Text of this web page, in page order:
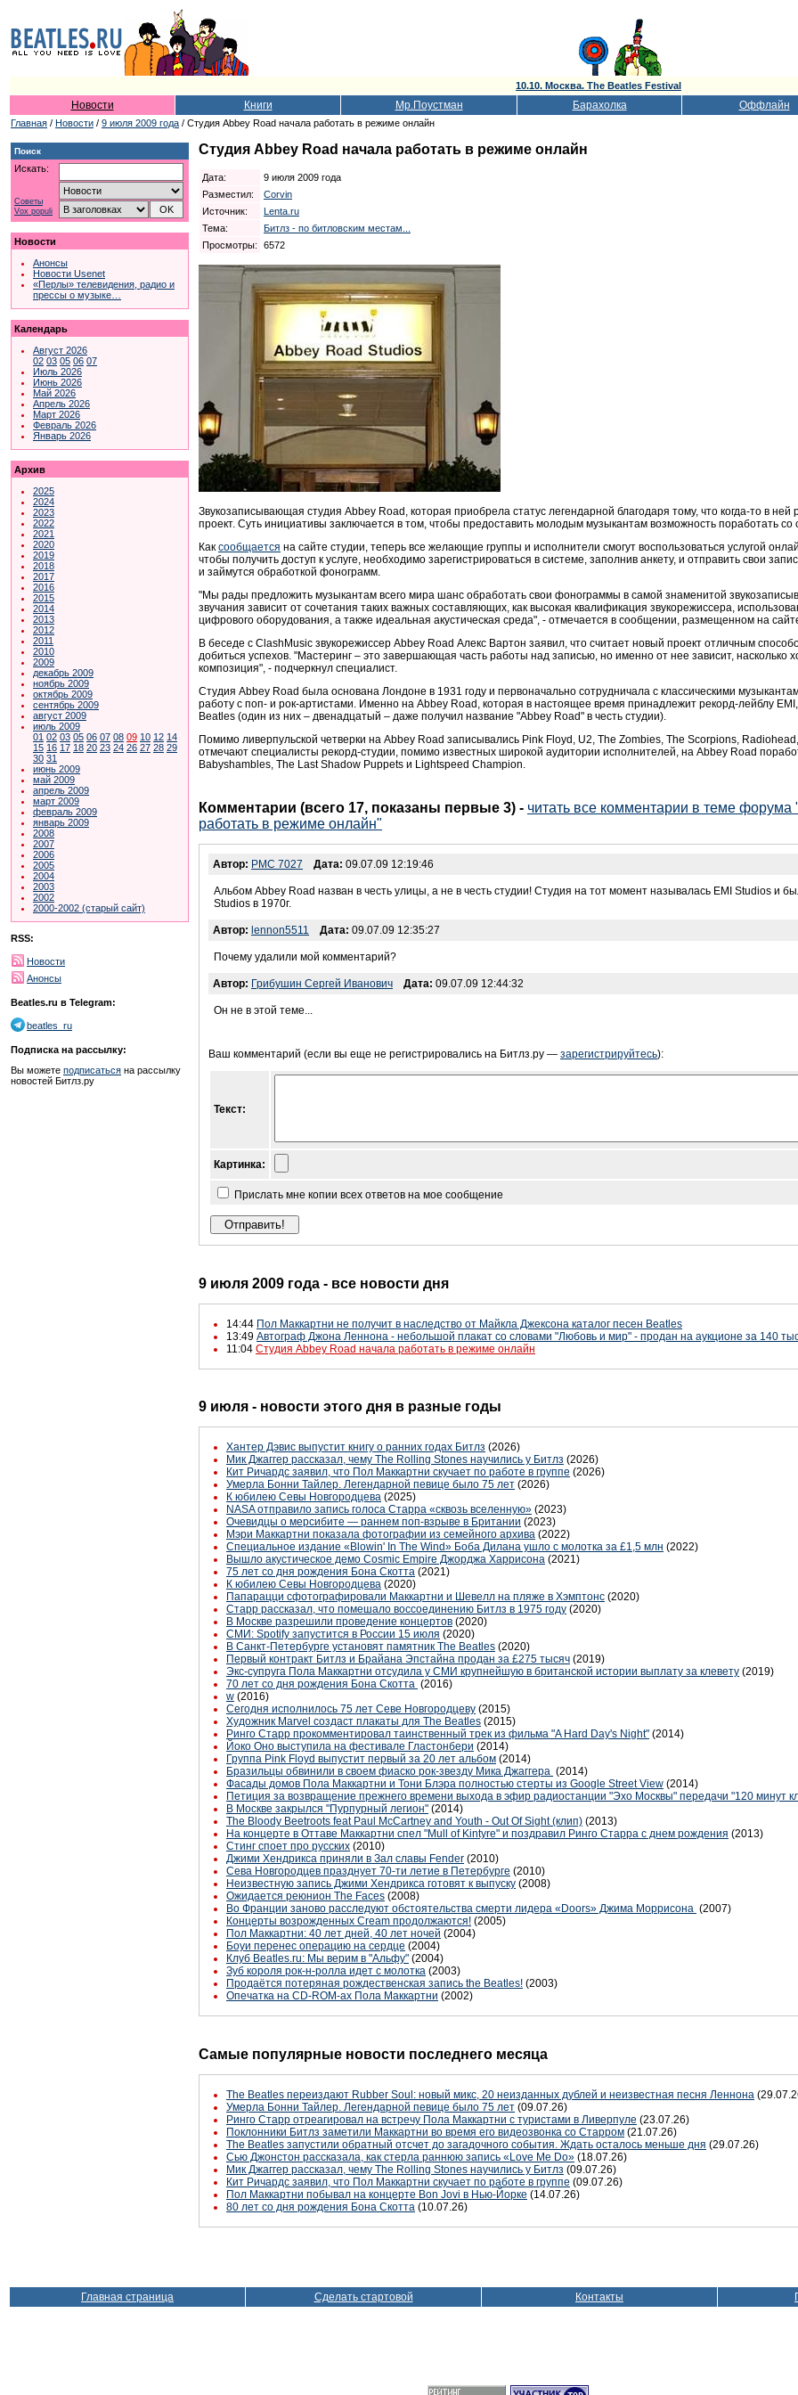
10.10. Москва. The Beatles Festival
Новости Книги Мр.Поустман Барахолка Оффлайн
Главная / Новости / 9 июля 2009 года / Студия Abbey Road начала работать в режиме онлайн
Поиск
Искать:
Советы
Vox populi
Новости
Анонсы
Новости Usenet
«Перлы» телевидения, радио и
прессы о музыке…
Календарь
Август 2026
02 03 05 06 07
Июль 2026
Июнь 2026
Май 2026
Апрель 2026
Март 2026
Февраль 2026
Январь 2026
Архив
2025
2024
2023
2022
2021
2020
2019
2018
2017
2016
2015
2014
2013
2012
2011
2010
2009
декабрь 2009
ноябрь 2009
октябрь 2009
сентябрь 2009
август 2009
июль 2009
01 02 03 05 06 07 08 09 10 12 14
15 16 17 18 20 23 24 26 27 28 29
30 31
июнь 2009
май 2009
апрель 2009
март 2009
февраль 2009
январь 2009
2008
2007
2006
2005
2004
2003
2002
2000-2002 (старый сайт)
RSS:
Новости
Анонсы
Beatles.ru в Telegram:
beatles_ru
Подписка на рассылку:
Вы можете подписаться на рассылку
новостей Битлз.ру
Студия Abbey Road начала работать в режиме онлайн
Дата:
9 июля 2009 года
Разместил:
Corvin
Источник:
Lenta.ru
Тема:
Битлз - по битловским местам...
Просмотры:
6572
Звукозаписывающая студия Abbey Road, которая приобрела статус легендарной благодаря тому, что когда-то в
проект. Суть инициативы заключается в том, чтобы предоставить молодым музыкантам возможность поработать со
Как сообщается на сайте студии, теперь все желающие группы и исполнители смогут воспользоваться услугой
чтобы получить доступ к услуге, необходимо зарегистрироваться в системе, заполнив анкету, и отправить свои
и займутся обработкой фонограмм.
"Мы рады предложить музыкантам всего мира шанс обработать свои фонограммы в самой знаменитой
звучания зависит от сочетания таких важных составляющих, как высокая квалификация звукорежиссера,
цифрового оборудования, а также идеальная акустическая среда", - отмечается в сообщении, размещенном на
В беседе с ClashMusic звукорежиссер Abbey Road Алекс Вартон заявил, что считает новый проект отличным
добиться успехов. "Мастеринг – это завершающая часть работы над записью, но именно от нее зависит, насколько
композиция", - подчеркнул специалист.
Студия Abbey Road была основана Лондоне в 1931 году и первоначально сотрудничала с классическими
работу с поп- и рок-артистами. Именно на Abbey Road, которая в настоящее время принадлежит рекорд-лейблу
Beatles (один из них – двенадцатый – даже получил название "Abbey Road" в честь студии).
Помимо ливерпульской четверки на Abbey Road записывались Pink Floyd, U2, The Zombies, The Scorpions,
отмечают специалисты рекорд-студии, помимо известных широкой аудитории исполнителей, на Abbey Road
Babyshambles, The Last Shadow Puppets и Lightspeed Champion.
Комментарии (всего 17, показаны первые 3) - читать все комментарии в теме
работать в режиме онлайн"
Автор: PMC 7027 Дата: 09.07.09 12:19:46
Альбом Abbey Road назван в честь улицы, а не в честь студии! Студия на тот момент называлась EMI Studios и
Studios в 1970г.
Автор: lennon5511 Дата: 09.07.09 12:35:27
Почему удалили мой комментарий?
Автор: Грибушин Сергей Иванович Дата: 09.07.09 12:44:32
Он не в этой теме...
Ваш комментарий (если вы еще не регистрировались на Битлз.ру — зарегистрируйтесь):
Текст:
Картинка:
Прислать мне копии всех ответов на мое сообщение
9 июля 2009 года - все новости дня
14:44 Пол Маккартни не получит в наследство от Майкла Джексона каталог песен Beatles
13:49 Автограф Джона Леннона - небольшой плакат со словами "Любовь и мир" - продан на аукционе за 140
11:04 Студия Abbey Road начала работать в режиме онлайн
9 июля - новости этого дня в разные годы
Хантер Дэвис выпустит книгу о ранних годах Битлз (2026)
Мик Джаггер рассказал, чему The Rolling Stones научились у Битлз (2026)
Кит Ричардс заявил, что Пол Маккартни скучает по работе в группе (2026)
Умерла Бонни Тайлер. Легендарной певице было 75 лет (2026)
К юбилею Севы Новгородцева (2025)
NASA отправило запись голоса Старра «сквозь вселенную» (2023)
Очевидцы о мерсибите — раннем поп-взрыве в Британии (2023)
Мэри Маккартни показала фотографии из семейного архива (2022)
Специальное издание «Blowin' In The Wind» Боба Дилана ушло с молотка за £1,5 млн (2022)
Вышло акустическое демо Cosmic Empire Джорджа Харрисона (2021)
75 лет со дня рождения Бона Скотта (2021)
К юбилею Севы Новгородцева (2020)
Папарацци сфотографировали Маккартни и Шевелл на пляже в Хэмптонс (2020)
Старр рассказал, что помешало воссоединению Битлз в 1975 году (2020)
В Москве разрешили проведение концертов (2020)
СМИ: Spotify запустится в России 15 июля (2020)
В Санкт-Петербурге установят памятник The Beatles (2020)
Первый контракт Битлз и Брайана Эпстайна продан за £275 тысяч (2019)
Экс-супруга Пола Маккартни отсудила у СМИ крупнейшую в британской истории выплату за клевету (2019)
70 лет со дня рождения Бона Скотта (2016)
w (2016)
Сегодня исполнилось 75 лет Севе Новгородцеву (2015)
Художник Marvel создаст плакаты для The Beatles (2015)
Ринго Старр прокомментировал таинственный трек из фильма "A Hard Day's Night" (2014)
Йоко Оно выступила на фестивале Гластонбери (2014)
Группа Pink Floyd выпустит первый за 20 лет альбом (2014)
Бразильцы обвинили в своем фиаско рок-звезду Мика Джаггера (2014)
Фасады домов Пола Маккартни и Тони Блэра полностью стерты из Google Street View (2014)
Петиция за возвращение прежнего времени выхода в эфир радиостанции "Эхо Москвы" передачи "120 минут
В Москве закрылся "Пурпурный легион" (2014)
The Bloody Beetroots feat Paul McCartney and Youth - Out Of Sight (клип) (2013)
На концерте в Оттаве Маккартни спел "Mull of Kintyre" и поздравил Ринго Старра с днем рождения (2013)
Стинг споет про русских (2010)
Джими Хендрикса приняли в Зал славы Fender (2010)
Сева Новгородцев празднует 70-ти летие в Петербурге (2010)
Неизвестную запись Джими Хендрикса готовят к выпуску (2008)
Ожидается реюнион The Faces (2008)
Во Франции заново расследуют обстоятельства смерти лидера «Doors» Джима Моррисона (2007)
Концерты возрожденных Cream продолжаются! (2005)
Пол Маккартни: 40 лет дней, 40 лет ночей (2004)
Боуи перенес операцию на сердце (2004)
Клуб Beatles.ru: Мы верим в "Альфу" (2004)
Зуб короля рок-н-ролла идет с молотка (2003)
Продаётся потеряная рождественская запись the Beatles! (2003)
Опечатка на CD-ROM-ах Пола Маккартни (2002)
Самые популярные новости последнего месяца
The Beatles переиздают Rubber Soul: новый микс, 20 неизданных дублей и неизвестная песня Леннона
Умерла Бонни Тайлер. Легендарной певице было 75 лет (09.07.26)
Ринго Старр отреагировал на встречу Пола Маккартни с туристами в Ливерпуле (23.07.26)
Поклонники Битлз заметили Маккартни во время его видеозвонка со Старром (21.07.26)
The Beatles запустили обратный отсчет до загадочного события. Ждать осталось меньше дня (29.07.26)
Сью Джонстон рассказала, как стерла раннюю запись «Love Me Do» (18.07.26)
Мик Джаггер рассказал, чему The Rolling Stones научились у Битлз (09.07.26)
Кит Ричардс заявил, что Пол Маккартни скучает по работе в группе (09.07.26)
Пол Маккартни побывал на концерте Bon Jovi в Нью-Йорке (14.07.26)
80 лет со дня рождения Бона Скотта (10.07.26)
Главная страница Сделать стартовой Контакты